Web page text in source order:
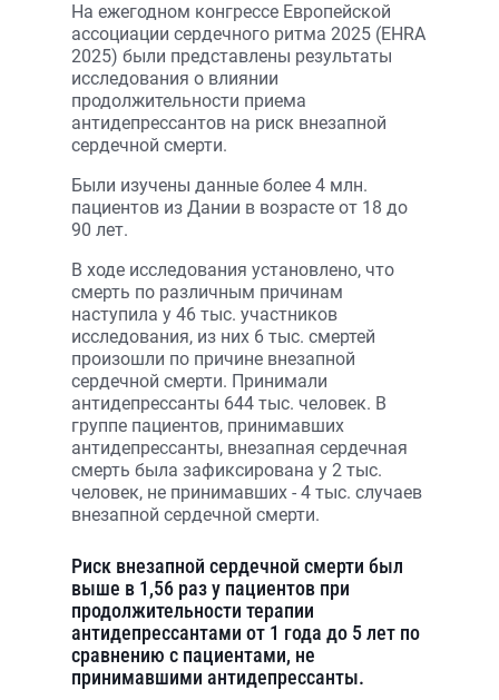
На ежегодном конгрессе Европейской
ассоциации сердечного ритма 2025 (EHRA
2025) были представлены результаты
исследования о влиянии
продолжительности приема
антидепрессантов на риск внезапной
сердечной смерти.
Были изучены данные более 4 млн.
пациентов из Дании в возрасте от 18 до
90 лет.
В ходе исследования установлено, что
смерть по различным причинам
наступила у 46 тыс. участников
исследования, из них 6 тыс. смертей
произошли по причине внезапной
сердечной смерти. Принимали
антидепрессанты 644 тыс. человек. В
группе пациентов, принимавших
антидепрессанты, внезапная сердечная
смерть была зафиксирована у 2 тыс.
человек, не принимавших - 4 тыс. случаев
внезапной сердечной смерти.
Риск внезапной сердечной смерти был
выше в 1,56 раз у пациентов при
продолжительности терапии
антидепрессантами от 1 года до 5 лет по
сравнению с пациентами, не
принимавшими антидепрессанты.